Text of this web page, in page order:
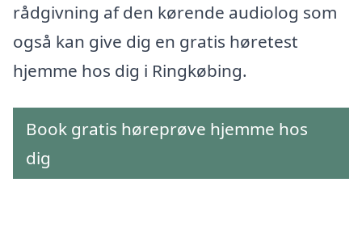
rådgivning af den kørende audiolog som
også kan give dig en gratis høretest
hjemme hos dig i Ringkøbing.
Book gratis høreprøve hjemme hos
dig